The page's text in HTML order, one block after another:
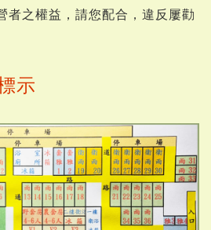
之權益，請您配合，違反屢勸
示